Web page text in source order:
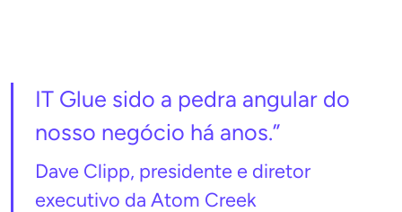
IT Glue sido a pedra angular do
nosso negócio há anos.”
Dave Clipp, presidente e diretor
executivo da Atom Creek